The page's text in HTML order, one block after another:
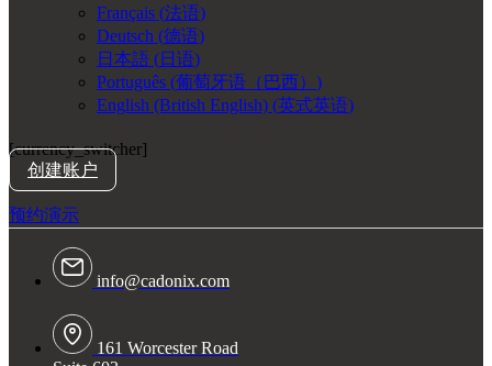
Français (法语)
Deutsch (德语)
日本語 (日语)
Português (葡萄牙语（巴西） )
English (British English) (英式英语)
[currency_switcher]
创建账户
预约演示
info@cadonix.com
161 Worcester Road